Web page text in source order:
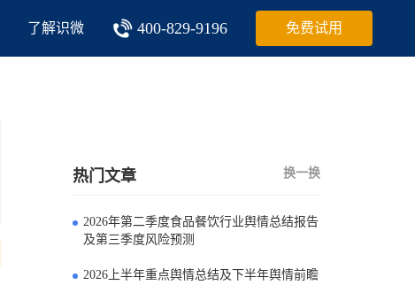
了解识微 400-829-9196 免费试用
热门文章 换一换
2026年第二季度食品餐饮行业舆情总结报告
及第三季度风险预测
2026上半年重点舆情总结及下半年舆情前瞻